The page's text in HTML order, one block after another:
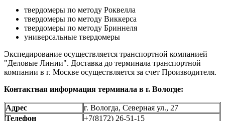
твердомеры по методу Роквелла
твердомеры по методу Виккерса
твердомеры по методу Бриннеля
универсальные твердомеры
Экспедирование осуществляется транспортной компанией
"Деловые Линии". Доставка до терминала транспортной
компании в г. Москве осуществляется за счет Производителя.
Контактная информация терминала в г. Вологде:
Адрес
г. Вологда, Северная ул., 27
Телефон
+7(8172) 26-51-15